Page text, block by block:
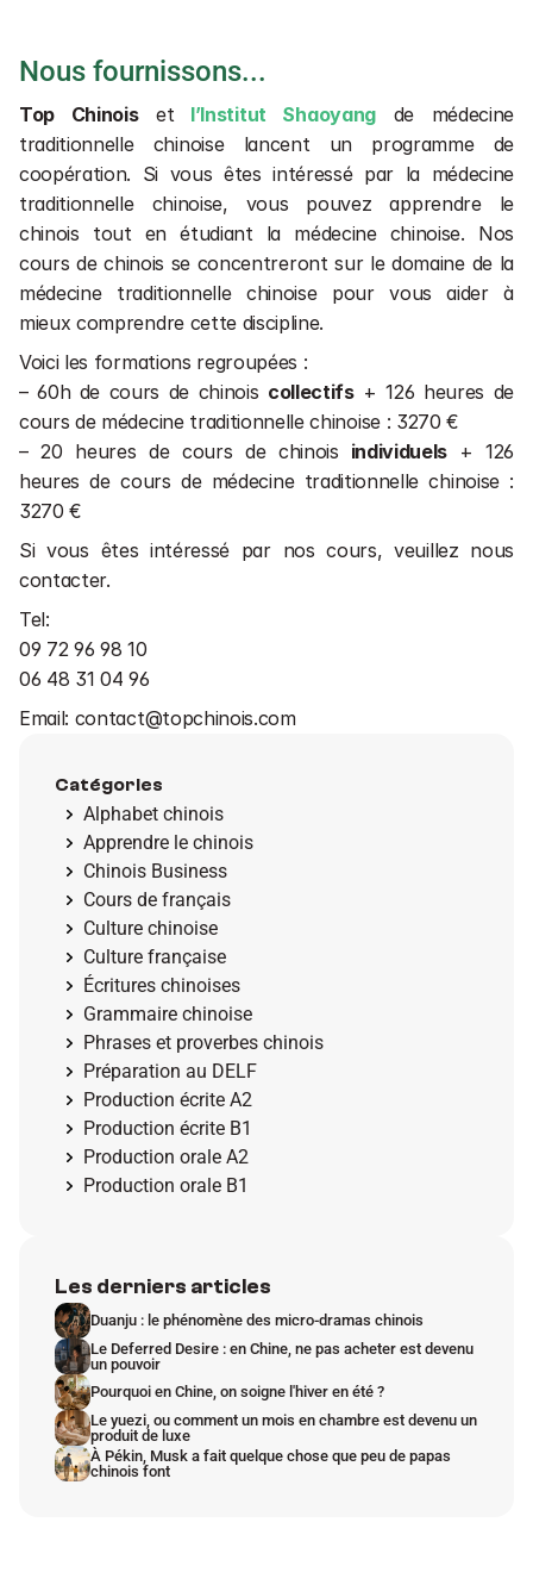
Nous fournissons...
Top Chinois et l’Institut Shaoyang
de médecine
traditionnelle chinoise lancent un programme de
coopération. Si vous êtes intéressé par la médecine
traditionnelle chinoise, vous pouvez apprendre le
chinois tout en étudiant la médecine chinoise. Nos
cours de chinois se concentreront sur le domaine de la
médecine traditionnelle chinoise pour vous aider à
mieux comprendre cette discipline.
Voici les formations regroupées :
– 60h de cours de chinois collectifs + 126 heures de
cours de médecine traditionnelle chinoise : 3270 €
– 20 heures de cours de chinois individuels + 126
heures de cours de médecine traditionnelle chinoise :
3270 €
Si vous êtes intéressé par nos cours, veuillez nous
contacter.
Tel:
09 72 96 98 10
06 48 31 04 96
Email: contact@topchinois.com
Catégories
Alphabet chinois
Apprendre le chinois
Chinois Business
Cours de français
Culture chinoise
Culture française
Écritures chinoises
Grammaire chinoise
Phrases et proverbes chinois
Préparation au DELF
Production écrite A2
Production écrite B1
Production orale A2
Production orale B1
Les derniers articles
Duanju : le phénomène des micro-dramas chinois
Le Deferred Desire : en Chine, ne pas acheter est devenu
un pouvoir
Pourquoi en Chine, on soigne l'hiver en été ?
Le yuezi, ou comment un mois en chambre est devenu un
produit de luxe
À Pékin, Musk a fait quelque chose que peu de papas
chinois font